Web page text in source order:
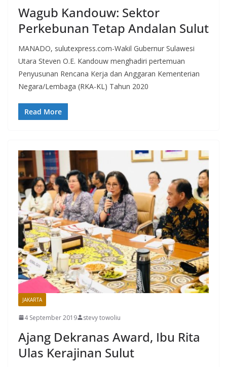
Wagub Kandouw: Sektor
Perkebunan Tetap Andalan Sulut
MANADO, sulutexpress.com-Wakil Gubernur Sulawesi
Utara Steven O.E. Kandouw menghadiri pertemuan
Penyusunan Rencana Kerja dan Anggaran Kementerian
Negara/Lembaga (RKA-KL) Tahun 2020
Read More
JAKARTA
4 September 2019 stevy towoliu
Ajang Dekranas Award, Ibu Rita
Ulas Kerajinan Sulut